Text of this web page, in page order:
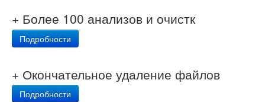
+ Более 100 анализов и очистк
Подробности
+ Окончательное удаление файлов
Подробности